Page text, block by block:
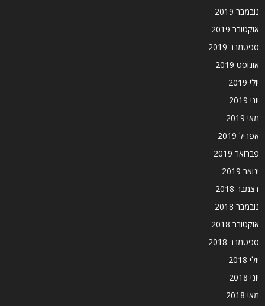
נובמבר 2019
אוקטובר 2019
ספטמבר 2019
אוגוסט 2019
יולי 2019
יוני 2019
מאי 2019
אפריל 2019
פברואר 2019
ינואר 2019
דצמבר 2018
נובמבר 2018
אוקטובר 2018
ספטמבר 2018
יולי 2018
יוני 2018
מאי 2018